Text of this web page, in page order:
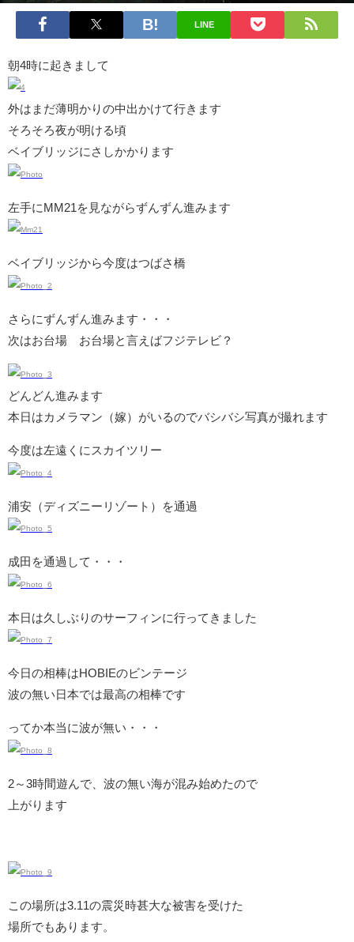
LINE
朝4時に起きまして
外はまだ薄明かりの中出かけて行きます
そろそろ夜が明ける頃
ベイブリッジにさしかかります
左手にMM21を見ながらずんずん進みます
ベイブリッジから今度はつばさ橋
さらにずんずん進みます・・・
次はお台場 お台場と言えばフジテレビ？
どんどん進みます
本日はカメラマン（嫁）がいるのでバシバシ写真が撮れます
今度は左遠くにスカイツリー
浦安（ディズニーリゾート）を通過
成田を通過して・・・
本日は久しぶりのサーフィンに行ってきました
今日の相棒はHOBIEのビンテージ
波の無い日本では最高の相棒です
ってか本当に波が無い・・・
2～3時間遊んで、波の無い海が混み始めたので
上がります
この場所は3.11の震災時甚大な被害を受けた
場所でもあります。